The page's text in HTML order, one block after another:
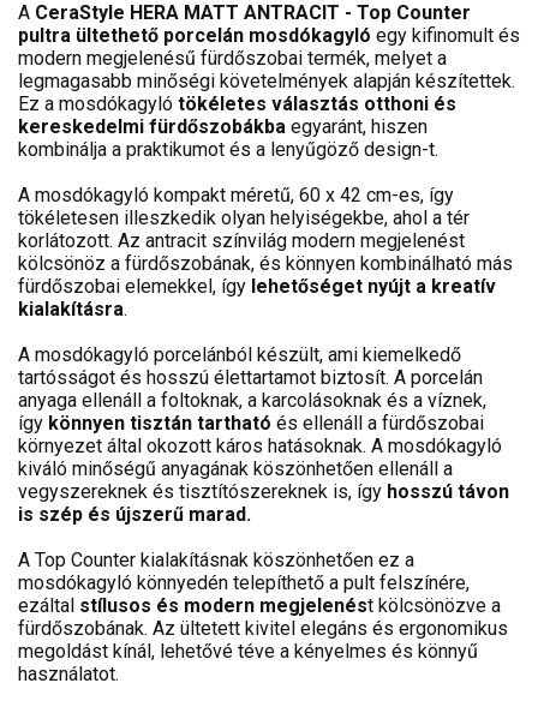
A CeraStyle HERA MATT ANTRACIT - Top Counter
pultra ültethető porcelán mosdókagyló egy kifinomult és
modern megjelenésű fürdőszobai termék, melyet a
legmagasabb minőségi követelmények alapján készítettek.
Ez a mosdókagyló tökéletes választás otthoni és
kereskedelmi fürdőszobákba egyaránt, hiszen
kombinálja a praktikumot és a lenyűgöző design-t.
A mosdókagyló kompakt méretű, 60 x 42 cm-es, így
tökéletesen illeszkedik olyan helyiségekbe, ahol a tér
korlátozott. Az antracit színvilág modern megjelenést
kölcsönöz a fürdőszobának, és könnyen kombinálható más
fürdőszobai elemekkel, így lehetőséget nyújt a kreatív
kialakításra.
A mosdókagyló porcelánból készült, ami kiemelkedő
tartósságot és hosszú élettartamot biztosít. A porcelán
anyaga ellenáll a foltoknak, a karcolásoknak és a víznek,
így könnyen tisztán tartható és ellenáll a fürdőszobai
környezet által okozott káros hatásoknak. A mosdókagyló
kiváló minőségű anyagának köszönhetően ellenáll a
vegyszereknek és tisztítószereknek is, így hosszú távon
is szép és újszerű marad.
A Top Counter kialakításnak köszönhetően ez a
mosdókagyló könnyedén telepíthető a pult felszínére,
ezáltal stílusos és modern megjelenést kölcsönözve a
fürdőszobának. Az ültetett kivitel elegáns és ergonomikus
megoldást kínál, lehetővé téve a kényelmes és könnyű
használatot.